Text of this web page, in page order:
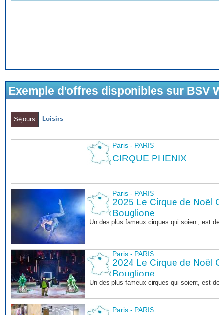
Exemple d'offres disponibles sur BSV
Séjours Loisirs
Paris - PARIS
CIRQUE PHENIX
Paris - PARIS
2025 Le Cirque de Noël
Bouglione
Un des plus fameux cirques qui soient, est
Paris - PARIS
2024 Le Cirque de Noël
Bouglione
Un des plus fameux cirques qui soient, est
Paris - PARIS